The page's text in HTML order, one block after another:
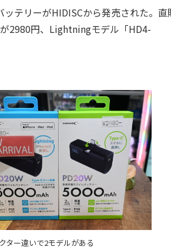
テリーがHIDISCから発売された。直
2980円、Lightningモデル「HD4-
ター違いで2モデルがある